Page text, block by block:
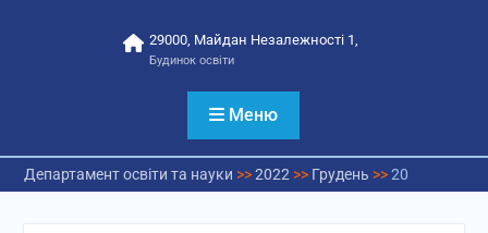
29000, Майдан Незалежності 1,
Будинок освіти
Меню
Департамент освіти та науки >>2022 >> Грудень >>20